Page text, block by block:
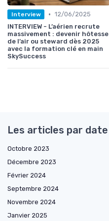
Interview • 12/06/2025
INTERVIEW - L’aérien recrute
massivement : devenir hôtesse
de l’air ou steward dès 2025
avec la formation clé en main
SkySuccess
Les articles par date
Octobre 2023
Décembre 2023
Février 2024
Septembre 2024
Novembre 2024
Janvier 2025